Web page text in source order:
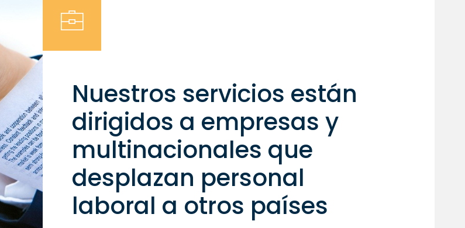
Nuestros servicios están
dirigidos a empresas y
multinacionales que
desplazan personal
laboral a otros países